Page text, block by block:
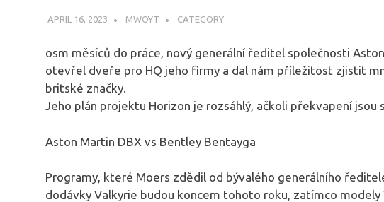
APRIL 16, 2023 MWOYT CATEGORY
osm měsíců do práce, nový generální ředitel společnosti
otevřel dveře pro HQ jeho firmy a dal nám příležitost zjistit
britské značky.
Jeho plán projektu Horizon je rozsáhlý, ačkoli překvapení
Aston Martin DBX vs Bentley Bentayga
Programy, které Moers zdědil od bývalého generálního
dodávky Valkyrie budou koncem tohoto roku, zatímco